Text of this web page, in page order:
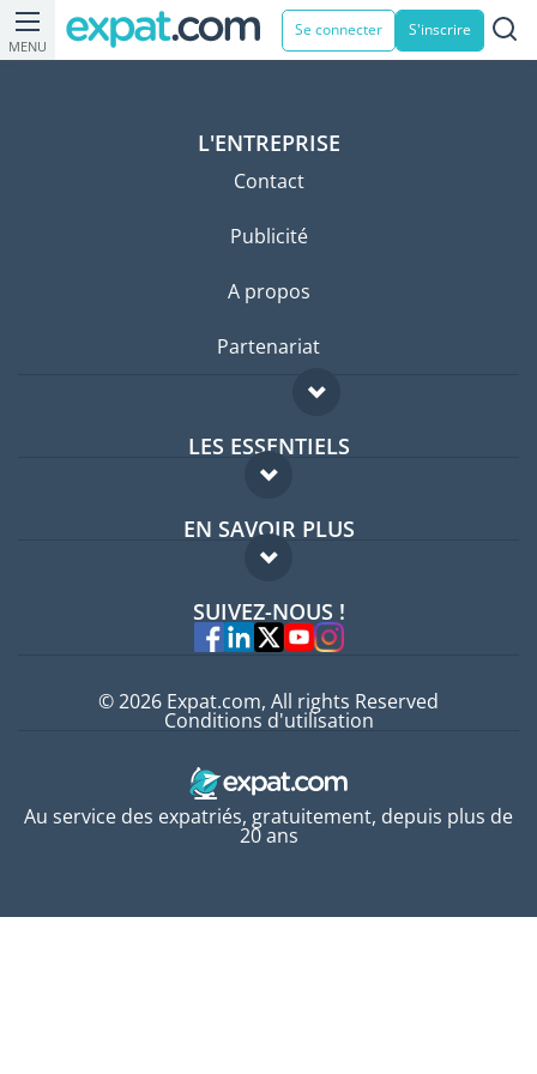
MENU
Se connecter S'inscrire
L'ENTREPRISE
Contact
Publicité
A propos
Partenariat
LES ESSENTIELS
Forum expatriés
Guides pays
EN SAVOIR PLUS
FAQ
Experts
SUIVEZ-NOUS !
Au service des expatriés, gratuitement, depuis plus de
20 ans
© 2026 Expat.com, All rights Reserved
Conditions d'utilisation